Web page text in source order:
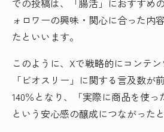
での投稿は、「腸活」におすすめ
ォロワーの興味・関心に合った内
たといいます。
このように、Xで戦略的にコンテン
「ビオスリー」に関する言及数が
140％となり、「実際に商品を使っ
という安心感の醸成につながった